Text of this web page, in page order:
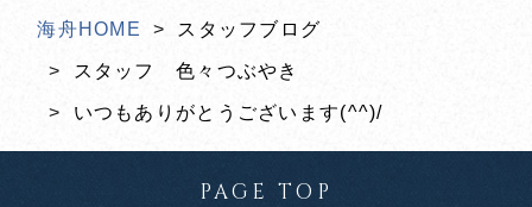
海舟HOME スタッフブログ
スタッフ 色々つぶやき
いつもありがとうございます(^^)/
PAGE TOP